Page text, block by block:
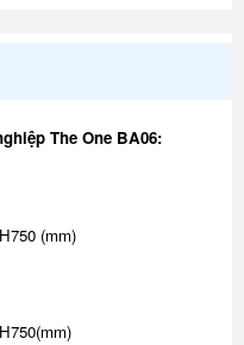
The One BA06:
(mm)